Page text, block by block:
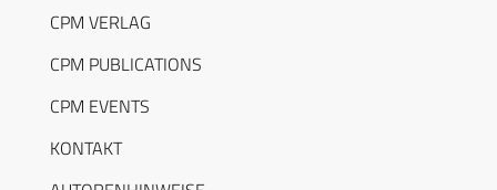
CPM VERLAG
CPM PUBLICATIONS
CPM EVENTS
KONTAKT